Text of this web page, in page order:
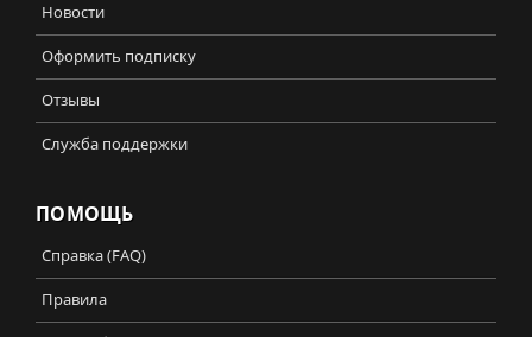
Новости
Оформить подписку
Отзывы
Служба поддержки
ПОМОЩЬ
Справка (FAQ)
Правила